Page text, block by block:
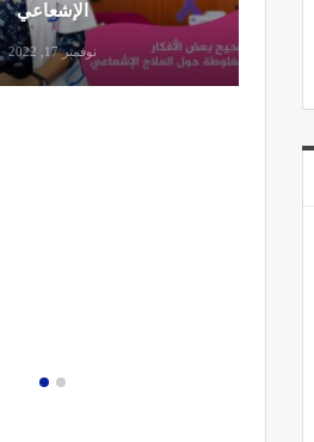
الإشعاعي
نوفمبر 17, 2022